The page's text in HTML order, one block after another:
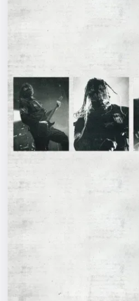
Квесты
Экскурсии
Спорт
События
Города
Площадки
Артисты